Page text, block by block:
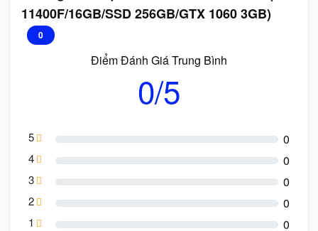
11400F/16GB/SSD 256GB/GTX 1060 3GB)
0
Điểm Đánh Giá Trung Bình
0/5
5 0
4 0
3 0
2 0
1 0